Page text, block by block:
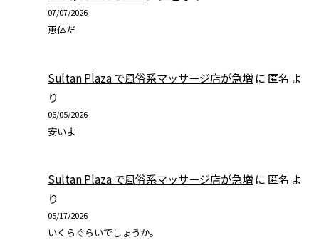
07/07/2026
恵体だ
Sultan Plaza で風俗系マッサージ店が急増 に 匿名 よ
り
06/05/2026
安いよ
Sultan Plaza で風俗系マッサージ店が急増 に 匿名 よ
り
05/17/2026
いくらぐらいでしょうか。